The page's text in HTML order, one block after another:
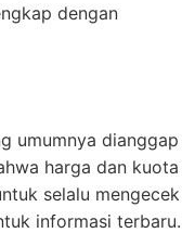
dengan
umumnya dianggap
harga dan kuota
selalu mengecek
informasi terbaru.